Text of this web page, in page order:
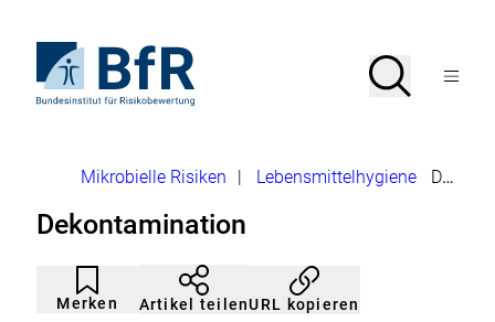
Seiteninhalt
springenStartseite
von
Suche
SucheMenü
Brotkrumennavigation
Mikrobielle Risiken Lebensmittelhygiene Dekontamination
Dekontamination
Merken
Artikel
nicht
gemerkt
Durch
Klicken
der
Artikel teilenURL kopieren